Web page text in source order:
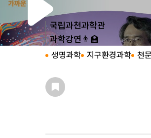
국립과천과학관
과학강연👨‍🏫
생명과학 지구환경과학 천